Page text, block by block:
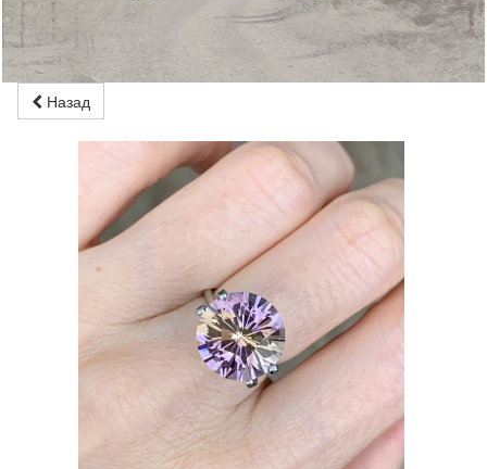
Назад